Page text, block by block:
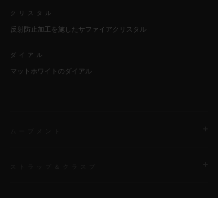
クリスタル
反射防止加工を施したサファイアクリスタル
ダイアル
マットホワイトのダイアル